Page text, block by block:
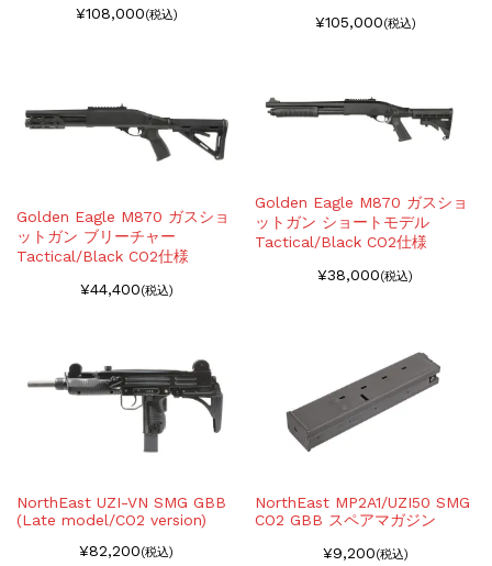
¥108,000(税込)
¥105,000(税込)
Golden Eagle M870 ガスショ
ットガン ブリーチャー
Tactical/Black CO2仕様
¥44,400(税込)
Golden Eagle M870 ガスショ
ットガン ショートモデル
Tactical/Black CO2仕様
¥38,000(税込)
NorthEast UZI-VN SMG GBB
(Late model/CO2 version)
¥82,200(税込)
NorthEast MP2A1/UZI50 SMG
CO2 GBB スペアマガジン
¥9,200(税込)